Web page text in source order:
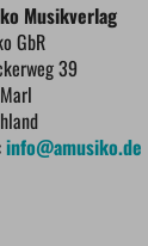
Musikverlag
GbR
39
info@amusiko.de